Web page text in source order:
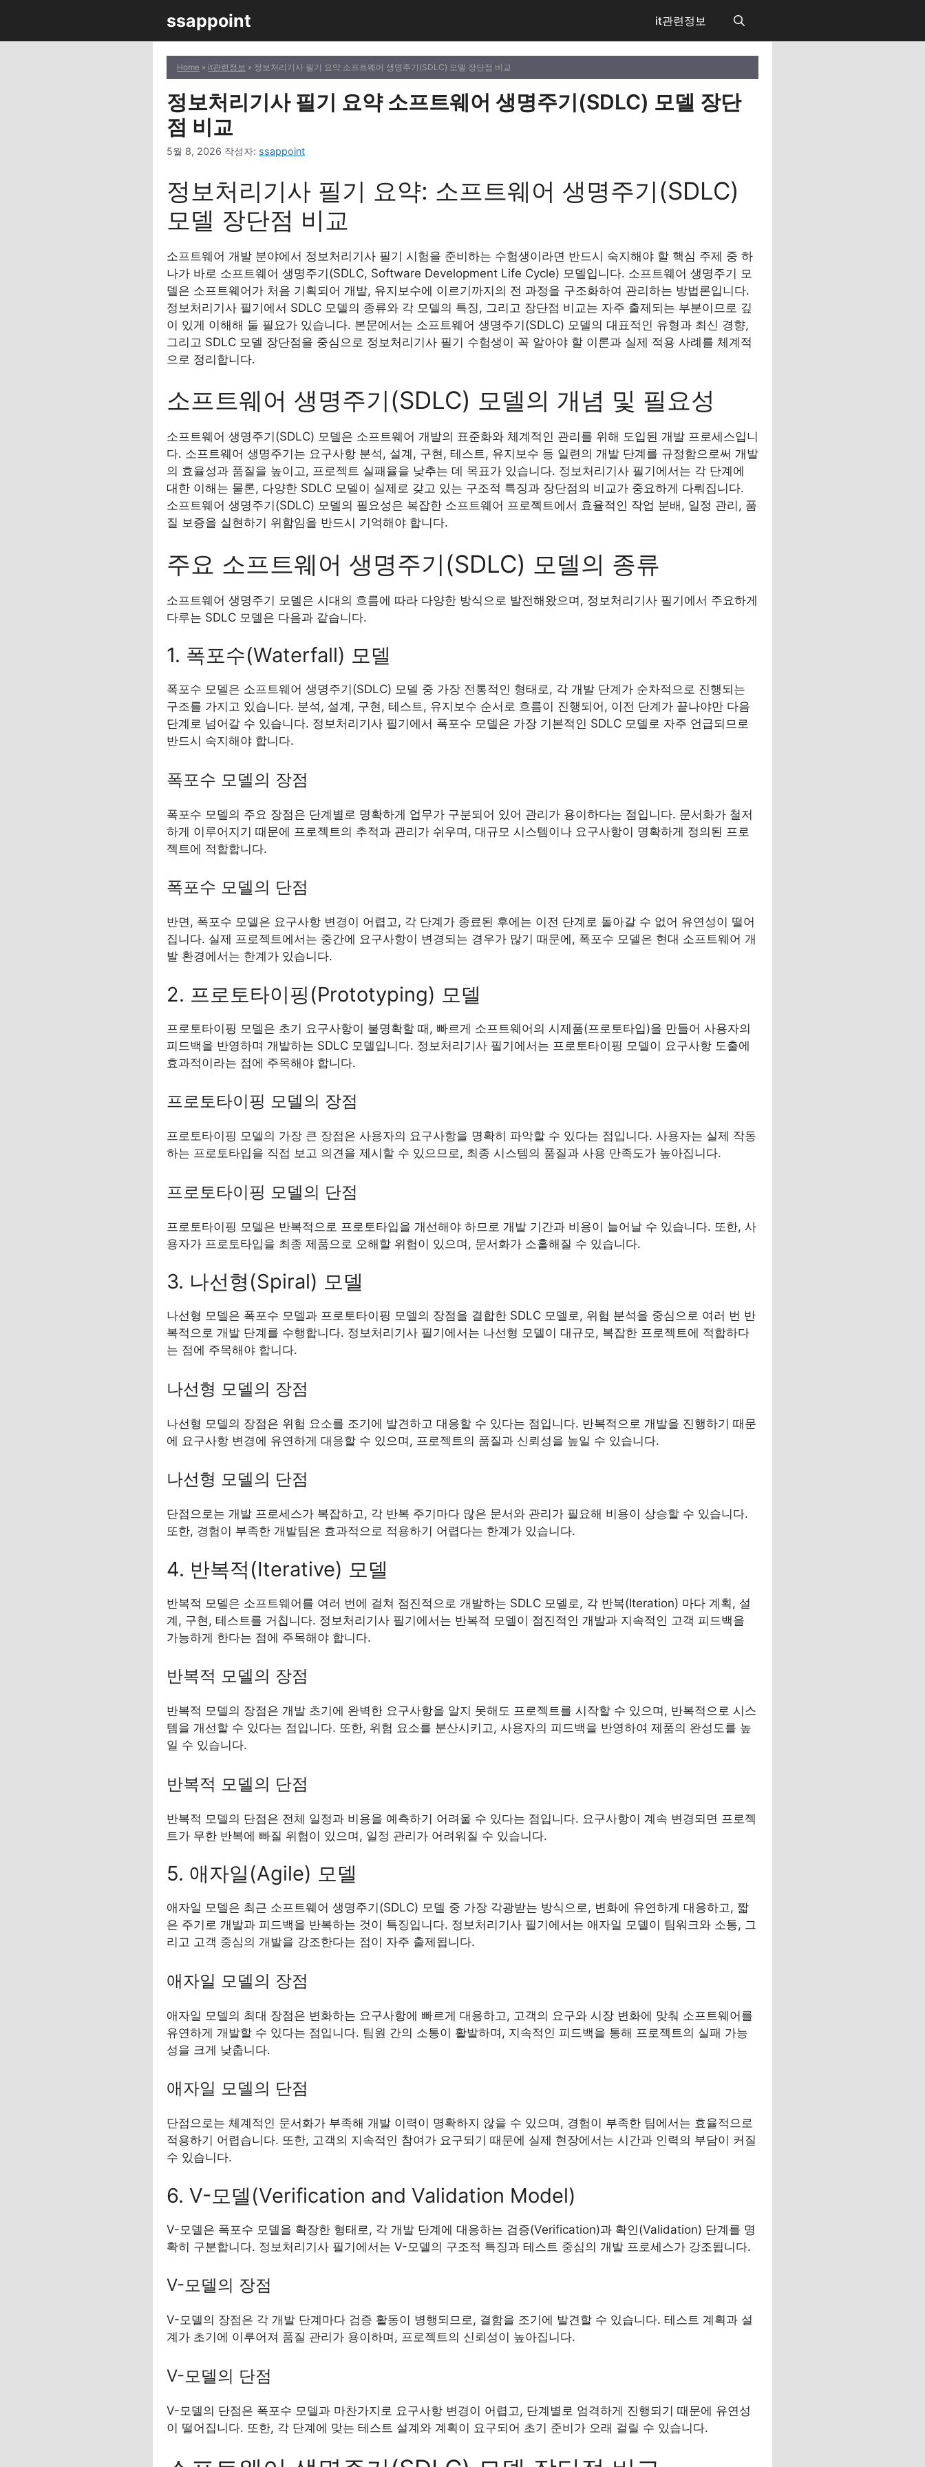
츠
ssappoint it관련정보
Home » it관련정보 » 정보처리기사 필기 요약 소프트웨어 생명주기(SDLC) 모델 장단점 비교
정보처리기사 필기 요약 소프트웨어 생명주기(SDLC) 모델 장단
점 비교
5월 8, 2026 작성자: ssappoint
정보처리기사 필기 요약: 소프트웨어 생명주기(SDLC)
모델 장단점 비교
소프트웨어 개발 분야에서 정보처리기사 필기 시험을 준비하는 수험생이라면 반드시 숙지해야 할 핵심 주제 중 하
나가 바로 소프트웨어 생명주기(SDLC, Software Development Life Cycle) 모델입니다. 소프트웨어 생명주기 모
델은 소프트웨어가 처음 기획되어 개발, 유지보수에 이르기까지의 전 과정을 구조화하여 관리하는 방법론입니다.
정보처리기사 필기에서 SDLC 모델의 종류와 각 모델의 특징, 그리고 장단점 비교는 자주 출제되는 부분이므로 깊
이 있게 이해해 둘 필요가 있습니다. 본문에서는 소프트웨어 생명주기(SDLC) 모델의 대표적인 유형과 최신 경향,
그리고 SDLC 모델 장단점을 중심으로 정보처리기사 필기 수험생이 꼭 알아야 할 이론과 실제 적용 사례를 체계적
으로 정리합니다.
소프트웨어 생명주기(SDLC) 모델의 개념 및 필요성
소프트웨어 생명주기(SDLC) 모델은 소프트웨어 개발의 표준화와 체계적인 관리를 위해 도입된 개발 프로세스입니
다. 소프트웨어 생명주기는 요구사항 분석, 설계, 구현, 테스트, 유지보수 등 일련의 개발 단계를 규정함으로써 개발
의 효율성과 품질을 높이고, 프로젝트 실패율을 낮추는 데 목표가 있습니다. 정보처리기사 필기에서는 각 단계에
대한 이해는 물론, 다양한 SDLC 모델이 실제로 갖고 있는 구조적 특징과 장단점의 비교가 중요하게 다뤄집니다.
소프트웨어 생명주기(SDLC) 모델의 필요성은 복잡한 소프트웨어 프로젝트에서 효율적인 작업 분배, 일정 관리, 품
질 보증을 실현하기 위함임을 반드시 기억해야 합니다.
주요 소프트웨어 생명주기(SDLC) 모델의 종류
소프트웨어 생명주기 모델은 시대의 흐름에 따라 다양한 방식으로 발전해왔으며, 정보처리기사 필기에서 주요하게
다루는 SDLC 모델은 다음과 같습니다.
1. 폭포수(Waterfall) 모델
폭포수 모델은 소프트웨어 생명주기(SDLC) 모델 중 가장 전통적인 형태로, 각 개발 단계가 순차적으로 진행되는
구조를 가지고 있습니다. 분석, 설계, 구현, 테스트, 유지보수 순서로 흐름이 진행되어, 이전 단계가 끝나야만 다음
단계로 넘어갈 수 있습니다. 정보처리기사 필기에서 폭포수 모델은 가장 기본적인 SDLC 모델로 자주 언급되므로
반드시 숙지해야 합니다.
폭포수 모델의 장점
폭포수 모델의 주요 장점은 단계별로 명확하게 업무가 구분되어 있어 관리가 용이하다는 점입니다. 문서화가 철저
하게 이루어지기 때문에 프로젝트의 추적과 관리가 쉬우며, 대규모 시스템이나 요구사항이 명확하게 정의된 프로
젝트에 적합합니다.
폭포수 모델의 단점
반면, 폭포수 모델은 요구사항 변경이 어렵고, 각 단계가 종료된 후에는 이전 단계로 돌아갈 수 없어 유연성이 떨어
집니다. 실제 프로젝트에서는 중간에 요구사항이 변경되는 경우가 많기 때문에, 폭포수 모델은 현대 소프트웨어 개
발 환경에서는 한계가 있습니다.
2. 프로토타이핑(Prototyping) 모델
프로토타이핑 모델은 초기 요구사항이 불명확할 때, 빠르게 소프트웨어의 시제품(프로토타입)을 만들어 사용자의
피드백을 반영하며 개발하는 SDLC 모델입니다. 정보처리기사 필기에서는 프로토타이핑 모델이 요구사항 도출에
효과적이라는 점에 주목해야 합니다.
프로토타이핑 모델의 장점
프로토타이핑 모델의 가장 큰 장점은 사용자의 요구사항을 명확히 파악할 수 있다는 점입니다. 사용자는 실제 작동
하는 프로토타입을 직접 보고 의견을 제시할 수 있으므로, 최종 시스템의 품질과 사용 만족도가 높아집니다.
프로토타이핑 모델의 단점
프로토타이핑 모델은 반복적으로 프로토타입을 개선해야 하므로 개발 기간과 비용이 늘어날 수 있습니다. 또한, 사
용자가 프로토타입을 최종 제품으로 오해할 위험이 있으며, 문서화가 소홀해질 수 있습니다.
3. 나선형(Spiral) 모델
나선형 모델은 폭포수 모델과 프로토타이핑 모델의 장점을 결합한 SDLC 모델로, 위험 분석을 중심으로 여러 번 반
복적으로 개발 단계를 수행합니다. 정보처리기사 필기에서는 나선형 모델이 대규모, 복잡한 프로젝트에 적합하다
는 점에 주목해야 합니다.
나선형 모델의 장점
나선형 모델의 장점은 위험 요소를 조기에 발견하고 대응할 수 있다는 점입니다. 반복적으로 개발을 진행하기 때문
에 요구사항 변경에 유연하게 대응할 수 있으며, 프로젝트의 품질과 신뢰성을 높일 수 있습니다.
나선형 모델의 단점
단점으로는 개발 프로세스가 복잡하고, 각 반복 주기마다 많은 문서와 관리가 필요해 비용이 상승할 수 있습니다.
또한, 경험이 부족한 개발팀은 효과적으로 적용하기 어렵다는 한계가 있습니다.
4. 반복적(Iterative) 모델
반복적 모델은 소프트웨어를 여러 번에 걸쳐 점진적으로 개발하는 SDLC 모델로, 각 반복(Iteration) 마다 계획, 설
계, 구현, 테스트를 거칩니다. 정보처리기사 필기에서는 반복적 모델이 점진적인 개발과 지속적인 고객 피드백을
가능하게 한다는 점에 주목해야 합니다.
반복적 모델의 장점
반복적 모델의 장점은 개발 초기에 완벽한 요구사항을 알지 못해도 프로젝트를 시작할 수 있으며, 반복적으로 시스
템을 개선할 수 있다는 점입니다. 또한, 위험 요소를 분산시키고, 사용자의 피드백을 반영하여 제품의 완성도를 높
일 수 있습니다.
반복적 모델의 단점
반복적 모델의 단점은 전체 일정과 비용을 예측하기 어려울 수 있다는 점입니다. 요구사항이 계속 변경되면 프로젝
트가 무한 반복에 빠질 위험이 있으며, 일정 관리가 어려워질 수 있습니다.
5. 애자일(Agile) 모델
애자일 모델은 최근 소프트웨어 생명주기(SDLC) 모델 중 가장 각광받는 방식으로, 변화에 유연하게 대응하고, 짧
은 주기로 개발과 피드백을 반복하는 것이 특징입니다. 정보처리기사 필기에서는 애자일 모델이 팀워크와 소통, 그
리고 고객 중심의 개발을 강조한다는 점이 자주 출제됩니다.
애자일 모델의 장점
애자일 모델의 최대 장점은 변화하는 요구사항에 빠르게 대응하고, 고객의 요구와 시장 변화에 맞춰 소프트웨어를
유연하게 개발할 수 있다는 점입니다. 팀원 간의 소통이 활발하며, 지속적인 피드백을 통해 프로젝트의 실패 가능
성을 크게 낮춥니다.
애자일 모델의 단점
단점으로는 체계적인 문서화가 부족해 개발 이력이 명확하지 않을 수 있으며, 경험이 부족한 팀에서는 효율적으로
적용하기 어렵습니다. 또한, 고객의 지속적인 참여가 요구되기 때문에 실제 현장에서는 시간과 인력의 부담이 커질
수 있습니다.
6. V-모델(Verification and Validation Model)
V-모델은 폭포수 모델을 확장한 형태로, 각 개발 단계에 대응하는 검증(Verification)과 확인(Validation) 단계를 명
확히 구분합니다. 정보처리기사 필기에서는 V-모델의 구조적 특징과 테스트 중심의 개발 프로세스가 강조됩니다.
V-모델의 장점
V-모델의 장점은 각 개발 단계마다 검증 활동이 병행되므로, 결함을 조기에 발견할 수 있습니다. 테스트 계획과 설
계가 초기에 이루어져 품질 관리가 용이하며, 프로젝트의 신뢰성이 높아집니다.
V-모델의 단점
V-모델의 단점은 폭포수 모델과 마찬가지로 요구사항 변경이 어렵고, 단계별로 엄격하게 진행되기 때문에 유연성
이 떨어집니다. 또한, 각 단계에 맞는 테스트 설계와 계획이 요구되어 초기 준비가 오래 걸릴 수 있습니다.